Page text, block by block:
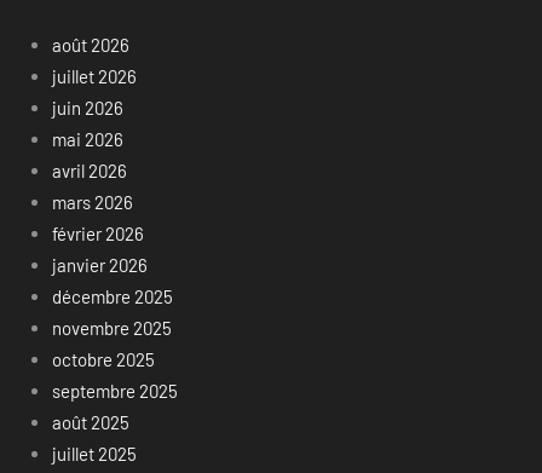
août 2026
juillet 2026
juin 2026
mai 2026
avril 2026
mars 2026
février 2026
janvier 2026
décembre 2025
novembre 2025
octobre 2025
septembre 2025
août 2025
juillet 2025